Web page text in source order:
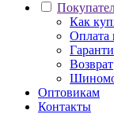
Как
Оплата
Возврат
Оптовикам
Контакты